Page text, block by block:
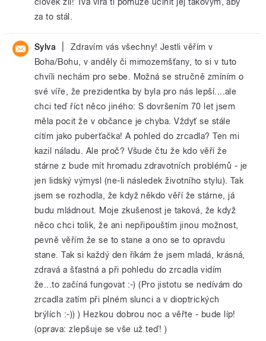
za to stál.
Sylva
Zdravím vás všechny! Jestli věřím v
Boha/Bohu, v anděly či mimozemšťany, to si v tuto
chvíli nechám pro sebe. Možná se stručně zmíním o
své víře, že prezidentka by byla pro nás lepší....ale
chci teď říct něco jiného: S dovršením 70 let jsem
měla pocit že v občance je chyba. Vždyť se stále
cítím jako puberťačka! A pohled do zrcadla? Ten mi
kazil náladu. Ale proč? Všude čtu že kdo věří že
stárne z bude mít hromadu zdravotních problémů - je
jen lidský výmysl (ne-li následek životního stylu). Tak
jsem se rozhodla, že když někdo věří že stárne, já
budu mládnout. Moje zkušenost je taková, že když
něco chci tolik, že ani nepřipouštím jinou možnost,
pevně věřím že se to stane a ono se to opravdu
stane. Tak si každý den říkám že jsem mladá, krásná,
zdravá a šťastná a při pohledu do zrcadla vidím
že...to začíná fungovat :-) (Pro jistotu se nedívám do
zrcadla zatím při plném slunci a v dioptrických
brýlích :-)) ) Hezkou dobrou noc a věřte - bude líp!
(oprava: zlepšuje se vše už teď! )